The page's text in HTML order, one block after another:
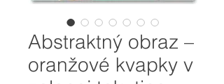
Abstraktný obraz –
oranžové kvapky v